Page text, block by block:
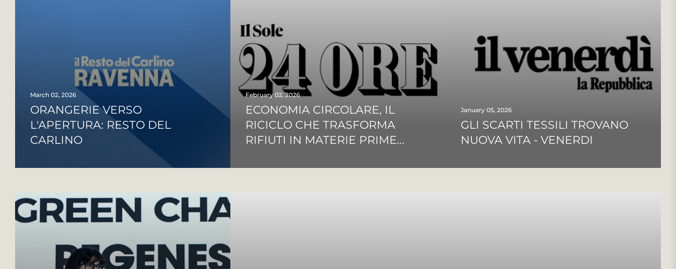
March 02, 2026
ORANGERIE VERSO
L'APERTURA: RESTO DEL
CARLINO
February 02, 2026
ECONOMIA CIRCOLARE, IL
RICICLO CHE TRASFORMA
RIFIUTI IN MATERIE PRIME...
January 05, 2026
GLI SCARTI TESSILI TROVANO
NUOVA VITA - VENERDI